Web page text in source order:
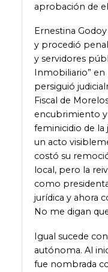
aprobación de
Ernestina
y procedió
y servidores
Inmobiliario”
persiguió
Fiscal de
encubrimiento y
feminicidio de la
un acto
costó su
local, pero la
como
jurídica y ahora
No me digan
Igual sucede
autónoma. Al
fue nombrada